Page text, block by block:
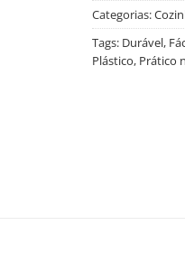
Categorias:
Tags: Durável,
Plástico, Prático